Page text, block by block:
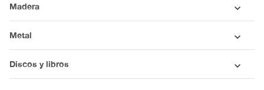
Madera
Metal
Discos y libros